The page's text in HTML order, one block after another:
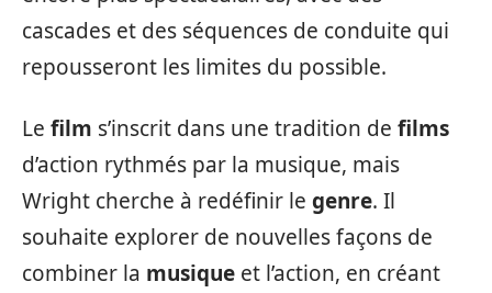
cascades et des séquences de conduite qui
repousseront les limites du possible.
Le film s’inscrit dans une tradition de films
d’action rythmés par la musique, mais
Wright cherche à redéfinir le genre. Il
souhaite explorer de nouvelles façons de
combiner la musique et l’action, en créant